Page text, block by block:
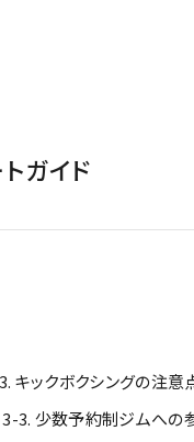
ガイド
キックボクシングの注意
3-3. 少数予約制ジムへの